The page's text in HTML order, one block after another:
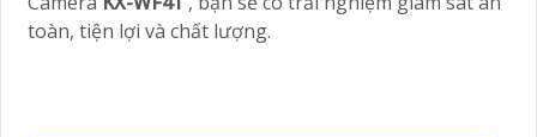
toàn, tiện lợi và chất lượng.